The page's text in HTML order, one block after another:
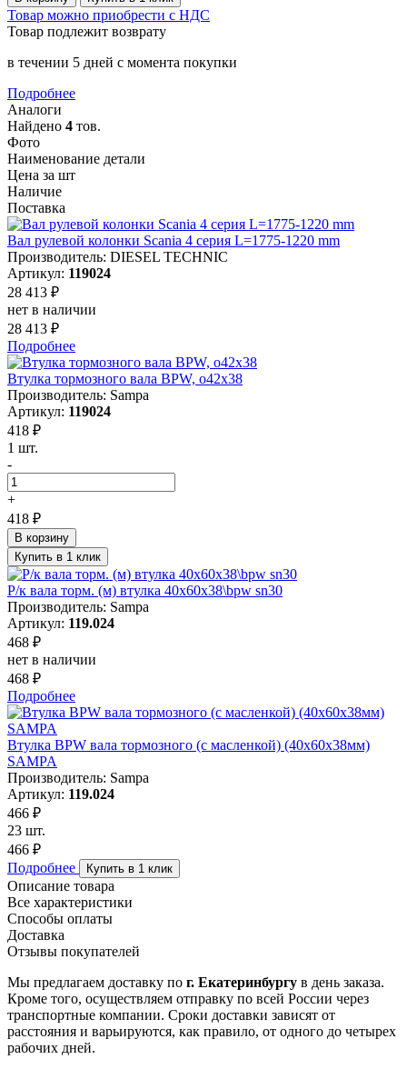
Товар можно приобрести с НДС
Товар подлежит возврату
в течении 5 дней с момента покупки
Подробнее
Аналоги
Найдено 4 тов.
Фото
Наименование детали
Цена за шт
Наличие
Поставка
Вал рулевой колонки Scania 4 серия L=1775-1220 mm
Производитель: DIESEL TECHNIC
Артикул: 119024
28 413 ₽
нет в наличии
28 413 ₽
Подробнее
Втулка тормозного вала BPW, o42x38
Производитель: Sampa
Артикул: 119024
418 ₽
1 шт.
-
+
418 ₽
В корзину
Купить в 1 клик
Р/к вала торм. (м) втулка 40x60x38\bpw sn30
Производитель: Sampa
Артикул: 119.024
468 ₽
нет в наличии
468 ₽
Подробнее
Втулка BPW вала тормозного (с масленкой) (40x60x38мм)
SAMPA
Производитель: Sampa
Артикул: 119.024
466 ₽
23 шт.
466 ₽
Подробнее
Купить в 1 клик
Описание товара
Все характеристики
Способы оплаты
Доставка
Отзывы покупателей
Мы предлагаем доставку по г. Екатеринбургу в день заказа.
Кроме того, осуществляем отправку по всей России через
транспортные компании. Сроки доставки зависят от
расстояния и варьируются, как правило, от одного до четырех
рабочих дней.